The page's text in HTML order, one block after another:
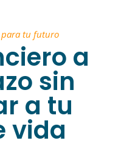
para tu futuro
a
sin
a tu
vida